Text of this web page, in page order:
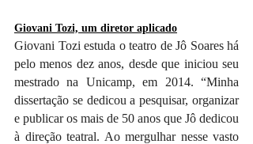
Giovani Tozi, um diretor aplicado
Giovani Tozi estuda o teatro de Jô Soares há
pelo menos dez anos, desde que iniciou seu
mestrado na Unicamp, em 2014. “Minha
dissertação se dedicou a pesquisar, organizar
e publicar os mais de 50 anos que Jô dedicou
à direção teatral. Ao mergulhar nesse vasto